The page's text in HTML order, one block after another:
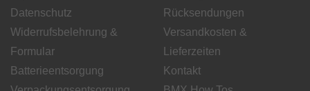
Datenschutz
Widerrufsbelehrung &
Formular
Batterieentsorgung
Rücksendungen
Versandkosten &
Lieferzeiten
Kontakt